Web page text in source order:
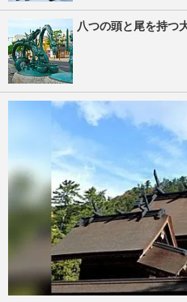
八つの頭と尾を持つ